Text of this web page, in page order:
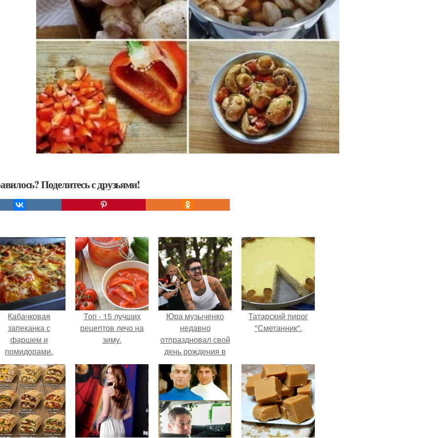
Поделитесь с друзьями!
Кабачковая
запеканка с
фаршем и
помидорами.
Топ - 15 лучших
рецептов лечо на
зиму.
Юра музыченко
недавно
отпраздновал свой
день рождения в
кругу самых
близких и родных
людей.
Татарский пирог
"Сметанник".